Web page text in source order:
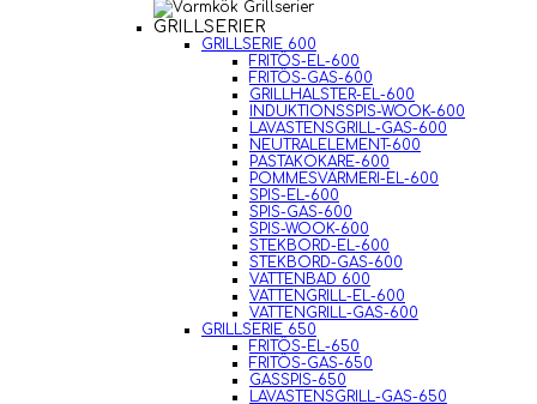
GRILLSERIER
GRILLSERIE 600
FRITÖS-EL-600
FRITÖS-GAS-600
GRILLHALSTER-EL-600
INDUKTIONSSPIS-WOOK-600
LAVASTENSGRILL-GAS-600
NEUTRALELEMENT-600
PASTAKOKARE-600
POMMESVÄRMERI-EL-600
SPIS-EL-600
SPIS-GAS-600
SPIS-WOOK-600
STEKBORD-EL-600
STEKBORD-GAS-600
VATTENBAD 600
VATTENGRILL-EL-600
VATTENGRILL-GAS-600
GRILLSERIE 650
FRITÖS-EL-650
FRITÖS-GAS-650
GASSPIS-650
LAVASTENSGRILL-GAS-650